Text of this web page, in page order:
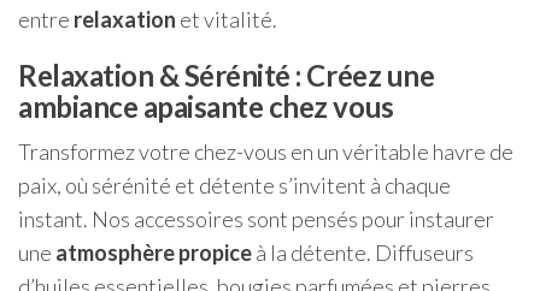
entre relaxation et vitalité.
Relaxation & Sérénité : Créez une
ambiance apaisante chez vous
Transformez votre chez-vous en un véritable havre de
paix, où sérénité et détente s’invitent à chaque
instant. Nos accessoires sont pensés pour instaurer
une atmosphère propiceà la détente. Diffuseurs